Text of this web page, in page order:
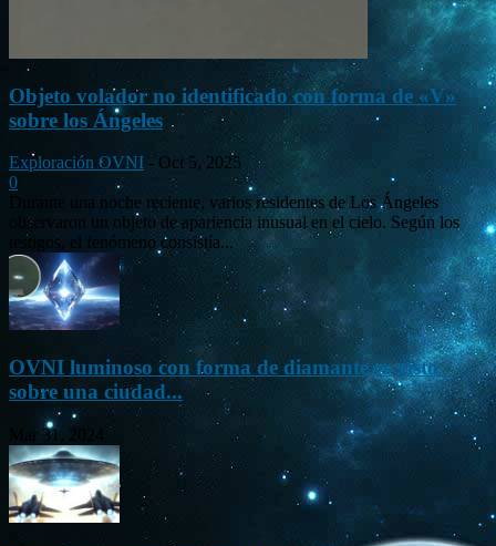
Objeto volador no identificado con forma de «V»
sobre los Ángeles
Exploración OVNI - Oct 5, 2025
0
Durante una noche reciente, varios residentes de Los Ángeles
observaron un objeto de apariencia inusual en el cielo. Según los
testigos, el fenómeno consistía...
OVNI luminoso con forma de diamante es visto
sobre una ciudad...
Mar 31, 2024